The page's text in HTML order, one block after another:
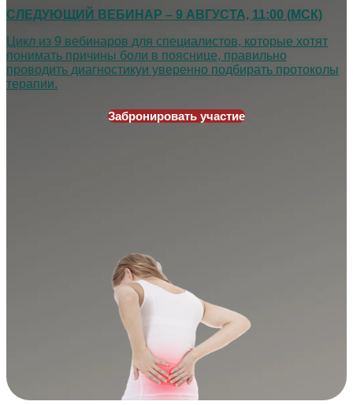
СЛЕДУЮЩИЙ ВЕБИНАР – 9 АВГУСТА, 11:00 (МСК)
Цикл из 9 вебинаров для специалистов, которые хотят
понимать причины боли в пояснице, правильно
проводить диагностикуи уверенно подбирать протоколы
терапии.
Забронировать участие